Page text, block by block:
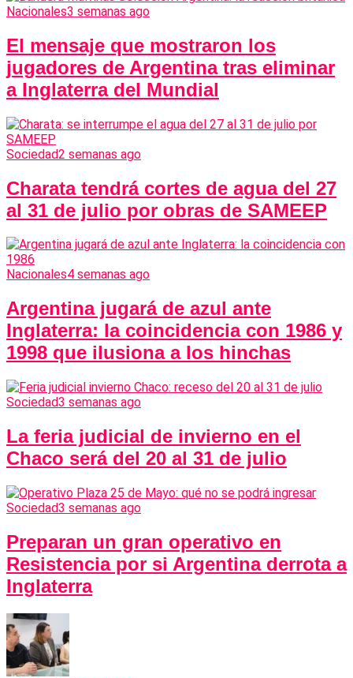
Nacionales3 semanas ago
El mensaje que mostraron los
jugadores de Argentina tras eliminar
a Inglaterra del Mundial
Sociedad2 semanas ago
Charata tendrá cortes de agua del 27
al 31 de julio por obras de SAMEEP
Nacionales4 semanas ago
Argentina jugará de azul ante
Inglaterra: la coincidencia con 1986 y
1998 que ilusiona a los hinchas
Sociedad3 semanas ago
La feria judicial de invierno en el
Chaco será del 20 al 31 de julio
Sociedad3 semanas ago
Preparan un gran operativo en
Resistencia por si Argentina derrota a
Inglaterra